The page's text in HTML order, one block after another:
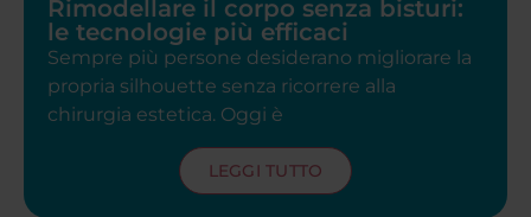
Rimodellare il corpo senza bisturi:
le tecnologie più efficaci
Sempre più persone desiderano migliorare la
propria silhouette senza ricorrere alla
chirurgia estetica. Oggi è
LEGGI TUTTO